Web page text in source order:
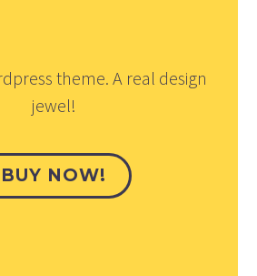
theme. A real design
jewel!
BUY NOW!